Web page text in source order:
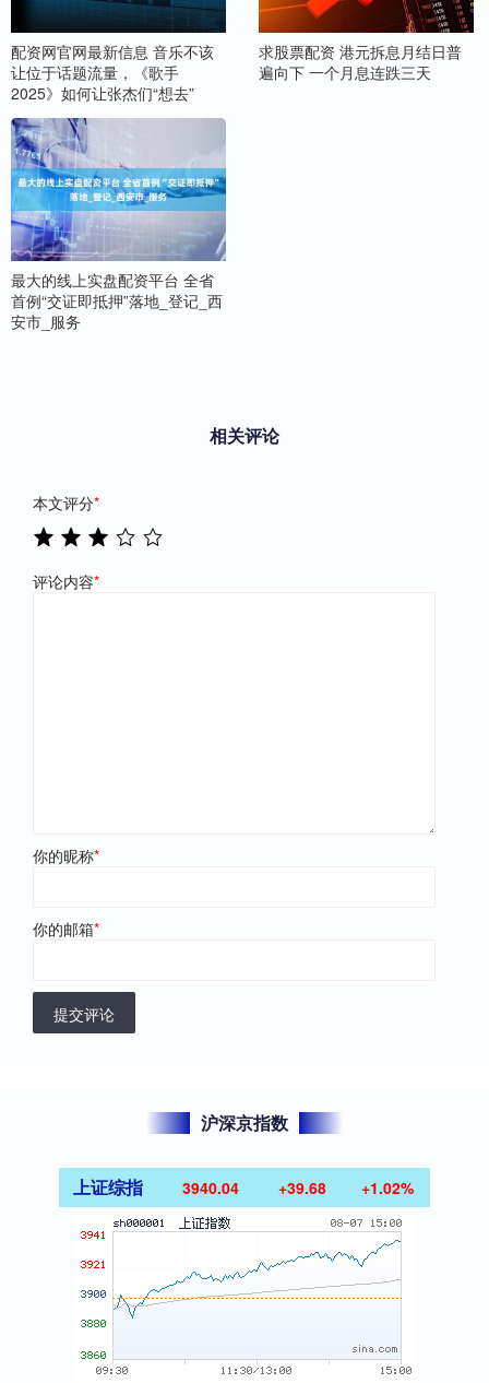
配资网官网最新信息 音乐不该
让位于话题流量，《歌手
2025》如何让张杰们“想去”
求股票配资 港元拆息月结日普
遍向下 一个月息连跌三天
最大的线上实盘配资平台 全省
首例“交证即抵押”落地_登记_西
安市_服务
相关评论
本文评分*
评论内容*
你的昵称*
你的邮箱*
提交评论
沪深京指数
上证综指 3940.04 +39.68 +1.02%